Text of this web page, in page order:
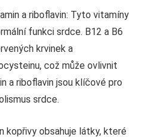
a riboflavin: Tyto vitamíny
funkci srdce. B12 a B6
krvinek a
což může ovlivnit
a riboflavin jsou klíčové pro
srdce.
kopřivy obsahuje látky, které